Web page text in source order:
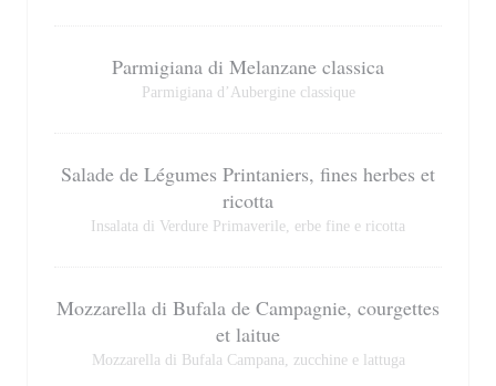
Parmigiana di Melanzane classica
Parmigiana d’Aubergine classique
Salade de Légumes Printaniers, fines herbes et
ricotta
Insalata di Verdure Primaverile, erbe fine e ricotta
Mozzarella di Bufala de Campagnie, courgettes
et laitue
Mozzarella di Bufala Campana, zucchine e lattuga